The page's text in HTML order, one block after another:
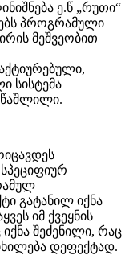
ე.წ „რუთი“
პროგრამული
მეშვეობით
სისტემა
გატანილ იქნა
იმ ქვეყნის
შეძენილი, რაც
დეფექტად.